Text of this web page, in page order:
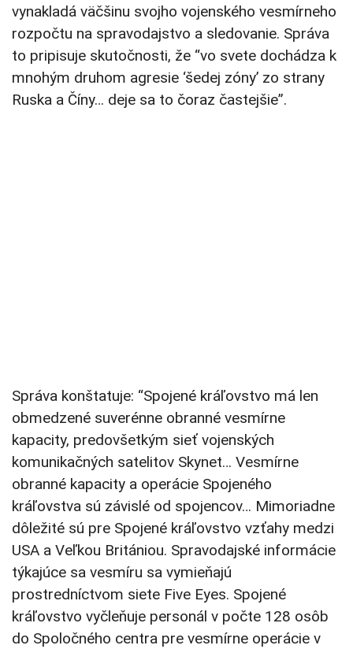
vynakladá väčšinu svojho vojenského vesmírneho
rozpočtu na spravodajstvo a sledovanie. Správa
to pripisuje skutočnosti, že “vo svete dochádza k
mnohým druhom agresie ‘šedej zóny’ zo strany
Ruska a Číny… deje sa to čoraz častejšie”.
Správa konštatuje: “Spojené kráľovstvo má len
obmedzené suverénne obranné vesmírne
kapacity, predovšetkým sieť vojenských
komunikačných satelitov Skynet… Vesmírne
obranné kapacity a operácie Spojeného
kráľovstva sú závislé od spojencov… Mimoriadne
dôležité sú pre Spojené kráľovstvo vzťahy medzi
USA a Veľkou Britániou. Spravodajské informácie
týkajúce sa vesmíru sa vymieňajú
prostredníctvom siete Five Eyes. Spojené
kráľovstvo vyčleňuje personál v počte 128 osôb
do Spoločného centra pre vesmírne operácie v